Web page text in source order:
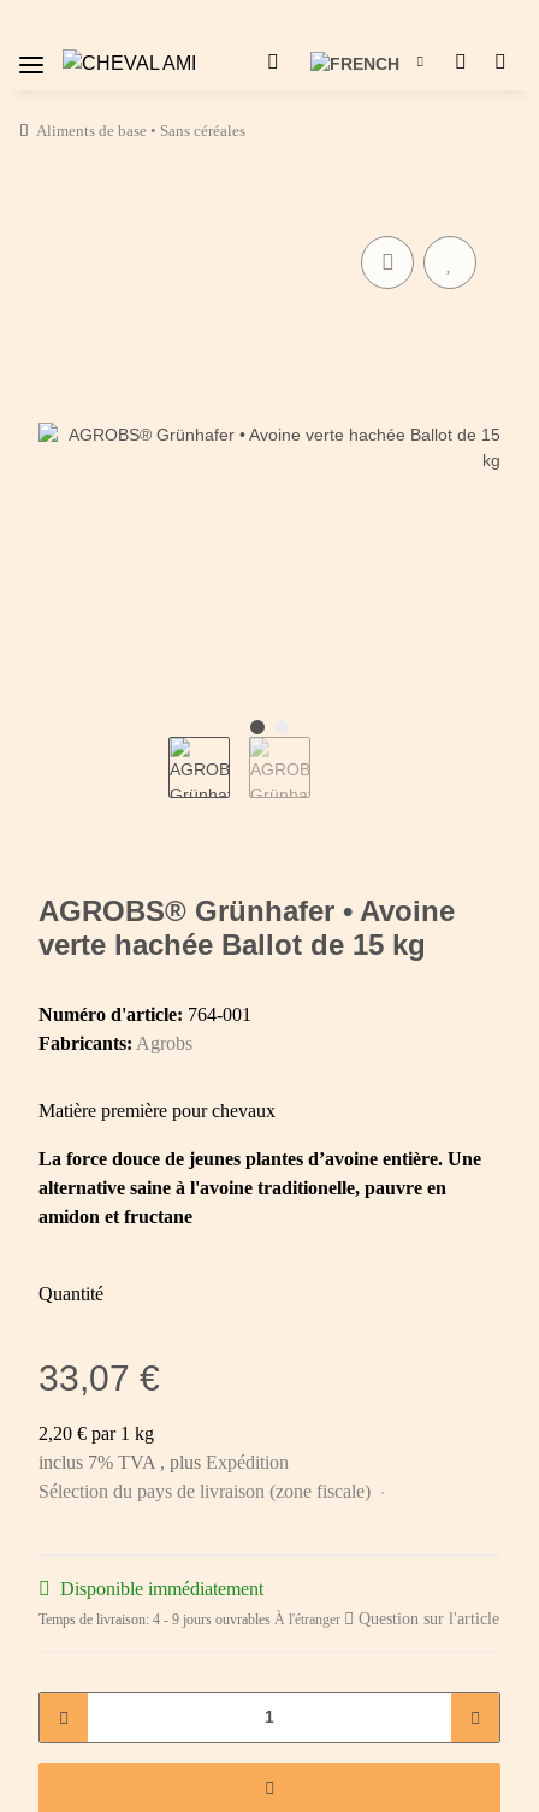
Aliments de base • Sans céréales
AGROBS® Grünhafer • Avoine
verte hachée Ballot de 15 kg
Numéro d'article: 764-001
Fabricants: Agrobs
Matière première pour chevaux
La force douce de jeunes plantes d’avoine entière. Une
alternative saine à l'avoine traditionelle, pauvre en
amidon et fructane
Quantité
33,07 €
2,20 € par 1 kg
inclus 7% TVA , plus Expédition
Sélection du pays de livraison (zone fiscale)
Disponible immédiatement
Temps de livraison: 4 - 9 jours ouvrables À l'étranger Question sur l'article